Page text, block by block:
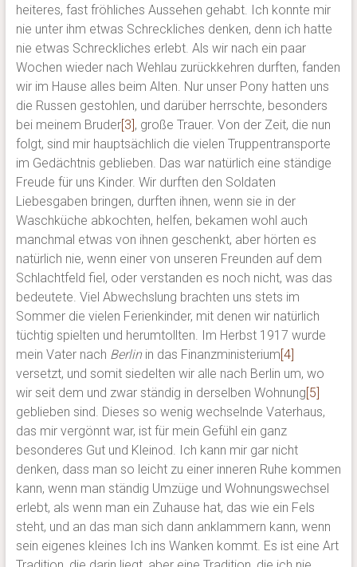
heiteres, fast fröhliches Aussehen gehabt. Ich konnte mir
nie unter ihm etwas Schreckliches denken, denn ich hatte
nie etwas Schreckliches erlebt. Als wir nach ein paar
Wochen wieder nach Wehlau zurückkehren durften, fanden
wir im Hause alles beim Alten. Nur unser Pony hatten uns
die Russen gestohlen, und darüber herrschte, besonders
bei meinem Bruder[3] , große Trauer. Von der Zeit, die nun
folgt, sind mir hauptsächlich die vielen Truppentransporte
im Gedächtnis geblieben. Das war natürlich eine ständige
Freude für uns Kinder. Wir durften den Soldaten
Liebesgaben bringen, durften ihnen, wenn sie in der
Waschküche abkochten, helfen, bekamen wohl auch
manchmal etwas von ihnen geschenkt, aber hörten es
natürlich nie, wenn einer von unseren Freunden auf dem
Schlachtfeld fiel, oder verstanden es noch nicht, was das
bedeutete. Viel Abwechslung brachten uns stets im
Sommer die vielen Ferienkinder, mit denen wir natürlich
tüchtig spielten und herumtollten. Im Herbst 1917 wurde
mein Vater nach Berlinin das Finanzministerium [4]
versetzt, und somit siedelten wir alle nach Berlin um, wo
wir seit dem und zwar ständig in derselben Wohnung [5]
geblieben sind. Dieses so wenig wechselnde Vaterhaus,
das mir vergönnt war, ist für mein Gefühl ein ganz
besonderes Gut und Kleinod. Ich kann mir gar nicht
denken, dass man so leicht zu einer inneren Ruhe kommen
kann, wenn man ständig Umzüge und Wohnungswechsel
erlebt, als wenn man ein Zuhause hat, das wie ein Fels
steht, und an das man sich dann anklammern kann, wenn
sein eigenes kleines Ich ins Wanken kommt. Es ist eine Art